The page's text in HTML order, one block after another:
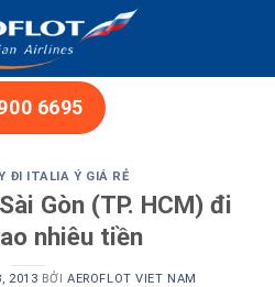
6695
ĐI ITALIA Ý GIÁ RẺ
Gòn (TP. HCM) đi
nhiêu tiền
2013 BỞIAEROFLOT VIET NAM